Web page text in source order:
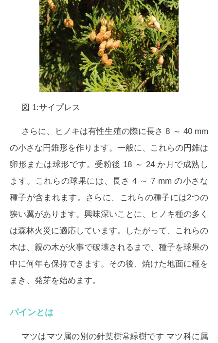
図 1:サイプレス
さらに、ヒノキは有性生殖の際に長さ 8 ～ 40 mm
の小さな円錐形を作ります。一般に、これらの円錐は
卵形または球形です。受粉後 18 ～ 24 か月で成熟し
ます。これらの球果には、長さ 4 ～ 7 mm の小さな
種子が含まれます。さらに、これらの種子には2つの
狭い翼があります。興味深いことに、ヒノキ種の多く
は森林火災に適応しています。したがって、これらの
木は、親の木が火事で破壊されるまで、種子を球果の
中に何年も保持できます。その後、焼けた地面に種を
まき、発芽を始めます。
パインとは
マツはマツ 属の別の針葉樹常緑樹です マツ科に属